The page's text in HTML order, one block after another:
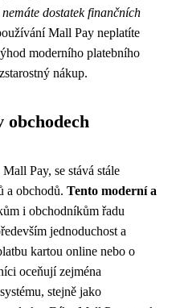
dostatek finančních
Mall Pay neplatíte
moderního platebního
nákup.
obchodech
Pay, se stává stále
a obchodů. Tento moderní a
i obchodníkům řadu
jednoduchost a
kartou online nebo o
oceňují zejména
stejně jako